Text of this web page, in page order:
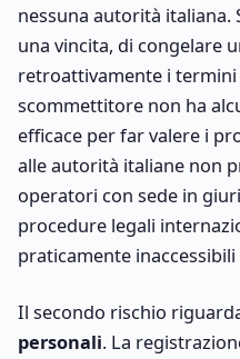
nessuna autorità italiana.
una vincita, di congelare
retroattivamente i termini
scommettitore non ha
efficace per far valere i
alle autorità italiane non
operatori con sede in
procedure legali
praticamente
Il secondo rischio
personali. La